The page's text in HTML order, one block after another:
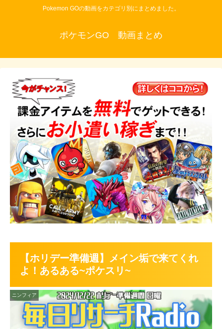
Pokemon GOの動画をカテゴリ別にまとめました。
ポケモンGO 動画まとめ
【ホリデー準備週】メイン垢で来てくれ
よ！あるある~ポケスリ~
ニンフィア